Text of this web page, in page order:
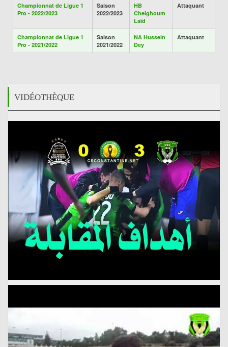
Championnat de Ligue 1
Pro - 2022/2023
Saison
2022/2023
HB
Chelghoum
Laïd
Attaquant
Championnat de Ligue 1
Pro - 2021/2022
Saison
2021/2022
NA Hussein
Dey
Attaquant
VIDÉOTHÈQUE